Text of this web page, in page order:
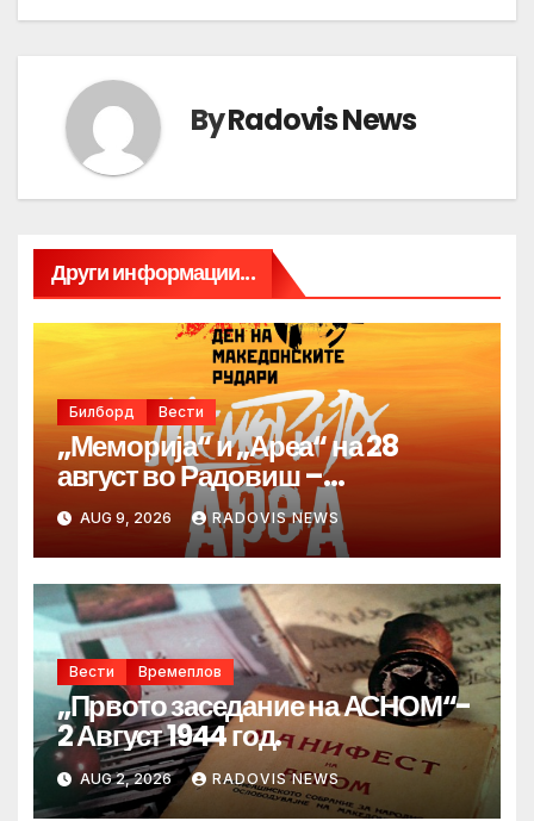
ByRadovis News
Други информации...
Билборд Вести
„Меморија“ и „Ареа“ на 28
август во Радовиш –
продолжува традицијата за
Денот на македонските рудари
AUG 9, 2026 RADOVIS NEWS
Вести Времеплов
„Првото заседание на АСНОМ“-
2 Август 1944 год.
AUG 2, 2026 RADOVIS NEWS